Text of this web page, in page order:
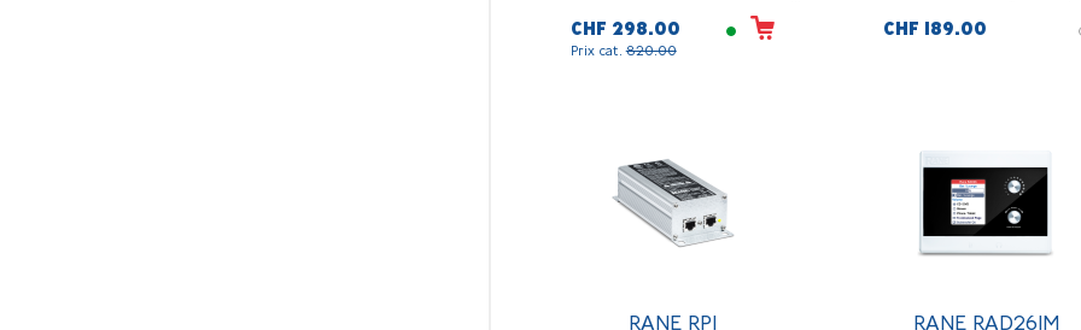
audio et logiques et amplificateur
intégré de 2 canaux de 4W, entrée
ligne audio locale (smartphone,
et sélection de la source
CHF 298.00
Prix cat.820.00
mélangeur TRI-O. Couleur
CHF 189.00
RANE RPI RANE RAD26IM